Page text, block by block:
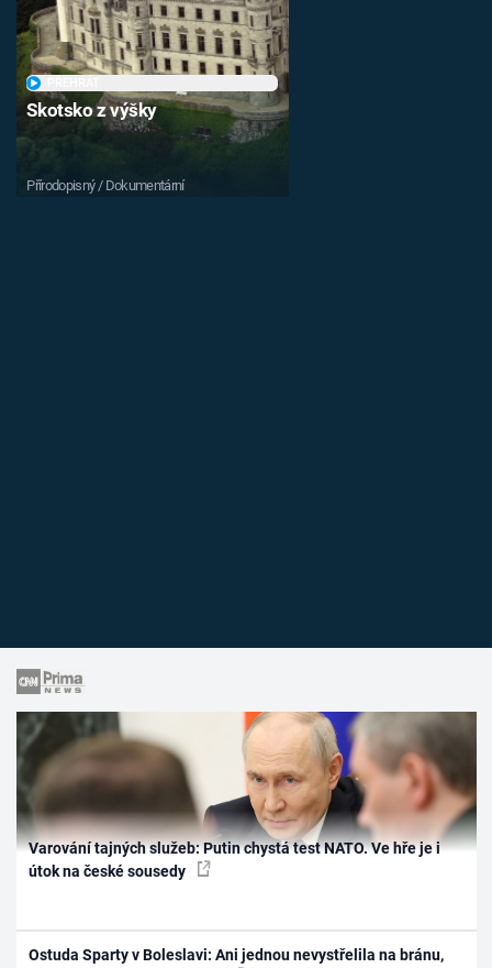
Skotsko z výšky
Přírodopisný / Dokumentární
Varování tajných služeb: Putin chystá test NATO. Ve hře je i
útok na české sousedy
Ostuda Sparty v Boleslavi: Ani jednou nevystřelila na bránu,